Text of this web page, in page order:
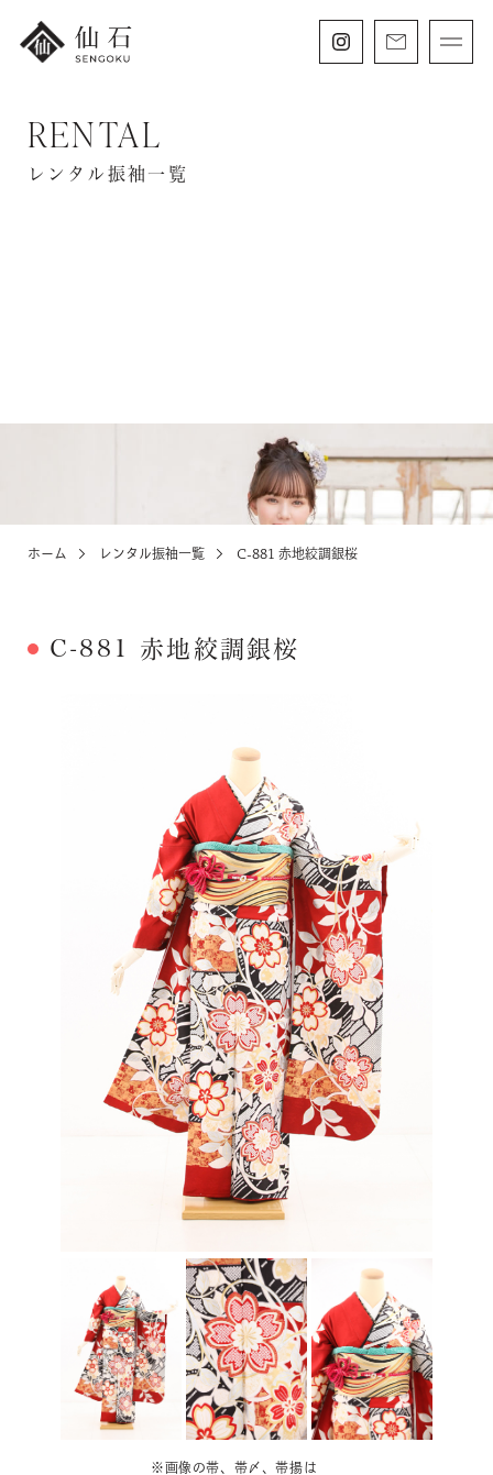
FURISODE 振袖・紋付袴レンタル
フォトウェディング
KIDS
お知らせ・イベント
お問い合わせ・来店予約
RENTAL
レンタル振袖一覧
ホーム レンタル振袖一覧 C-881 赤地絞調銀桜
C-881 赤地絞調銀桜
※画像の帯、帯〆、帯揚は